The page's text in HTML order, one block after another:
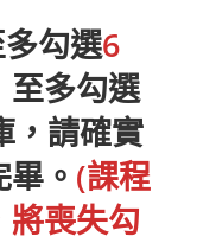
勾選6
至多勾選
，請確實
。 (課程
將喪失勾